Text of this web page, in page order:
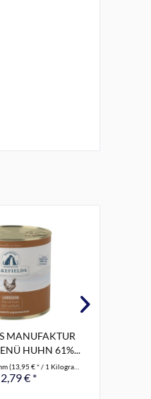
MANUFAKTUR
HUHN 61%...
(13,95 € * / 1 Kilogramm)
€ *